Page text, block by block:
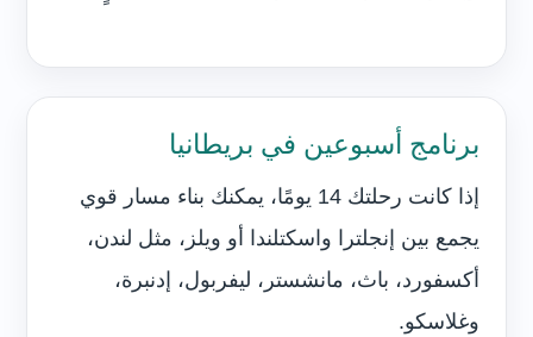
برنامج أسبوعين في بريطانيا
إذا كانت رحلتك 14 يومًا، يمكنك بناء مسار قوي
يجمع بين إنجلترا واسكتلندا أو ويلز، مثل لندن،
أكسفورد، باث، مانشستر، ليفربول، إدنبرة،
وغلاسكو.